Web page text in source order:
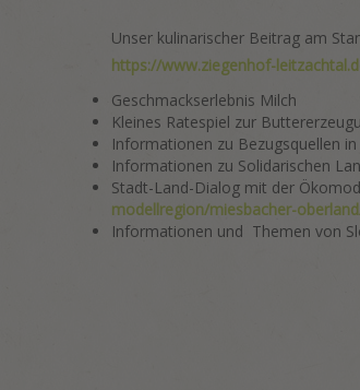
Unser kulinarischer Beitrag am
https://www.ziegenhof-
Geschmackserlebnis Milch
Kleines Ratespiel zur
Informationen zu Bezugsquellen
Informationen zu Solidarischen
Stadt-Land-Dialog mit der
modellregion/miesbacher-
Informationen und Themen von